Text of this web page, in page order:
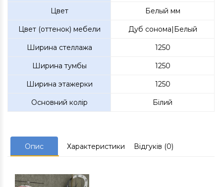
Цвет Белый мм
Цвет (оттенок) мебели Дуб сонома|Белый
Ширина стеллажа 1250
Ширина тумбы 1250
Ширина этажерки 1250
Основний колір Білий
Опис Характеристики Відгуків (0)